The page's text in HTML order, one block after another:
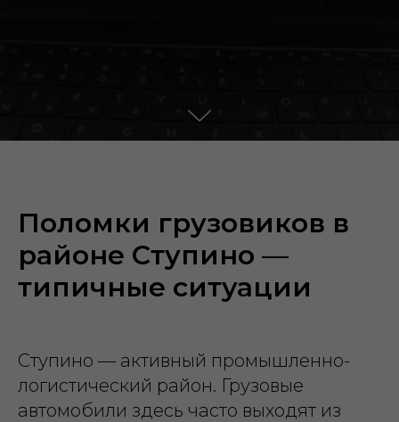
Поломки грузовиков в
районе Ступино —
типичные ситуации
Ступино — активный промышленно-
логистический район. Грузовые
автомобили здесь часто выходят из